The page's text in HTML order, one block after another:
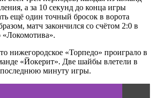
а за 10 секунд до конца игры
ещё один точный бросок в ворота
матч закончился со счётом 2:0 в
«Локомотива».
нижегородское «Торпедо» проиграло в
«Йокерит». Две шайбы влетели в
последнюю минуту игры.